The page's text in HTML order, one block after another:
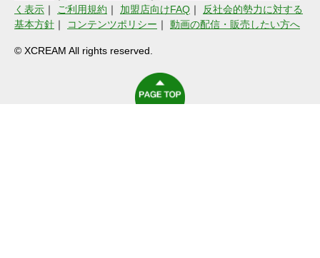
く表示 ｜ ご利用規約 ｜ 加盟店向けFAQ ｜
反社会的勢力に対する
基本方針 ｜ コンテンツポリシー ｜ 動画の配信・販売したい方へ
© XCREAM All rights reserved.